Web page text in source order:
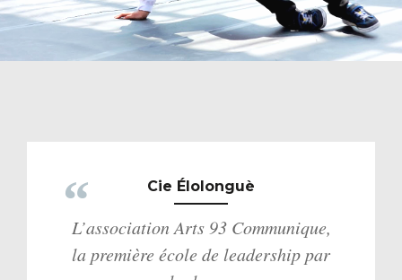
Cie Élolonguè
L’association Arts 93 Communique,
la première école de leadership par